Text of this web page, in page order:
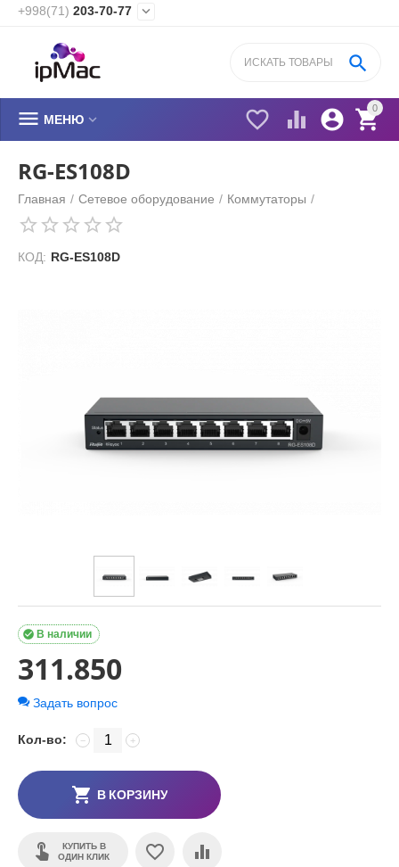
+998(71) 203-70-77 
0


 

 МЕНЮ 
RG-ES108D
Главная / Сетевое оборудование / Коммутаторы /
КОД: RG-ES108D
В наличии

311.850
Задать вопрос
Кол-во: +
−
В КОРЗИНУ
КУПИТЬ В
ОДИН КЛИК